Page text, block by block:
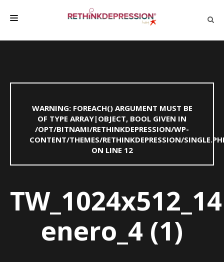
BIENESTAR
FAMILIA Y AMIGOS
DEPRESSÃO SEM RODEIOS
WARNING: FOREACH() ARGUMENT MUST BE
OF TYPE ARRAY|OBJECT, BOOL GIVEN IN
/OPT/BITNAMI/RETHINKDEPRESSION/WP-
CONTENT/THEMES/RETHINKDEPRESSION/
ON LINE 12
TW_1024x512_14
enero_4 (1)